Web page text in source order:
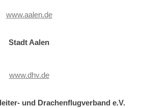
www.aalen.de
Stadt Aalen
www.dhv.de
und Drachenflugverband e.V.